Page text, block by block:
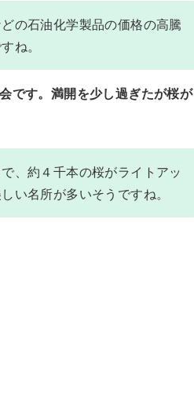
の石油化学製品の価格の高騰
ね。
です。満開を少し過ぎたが桜が
、約４千本の桜がライトアッ
い名所が多いそうですね。